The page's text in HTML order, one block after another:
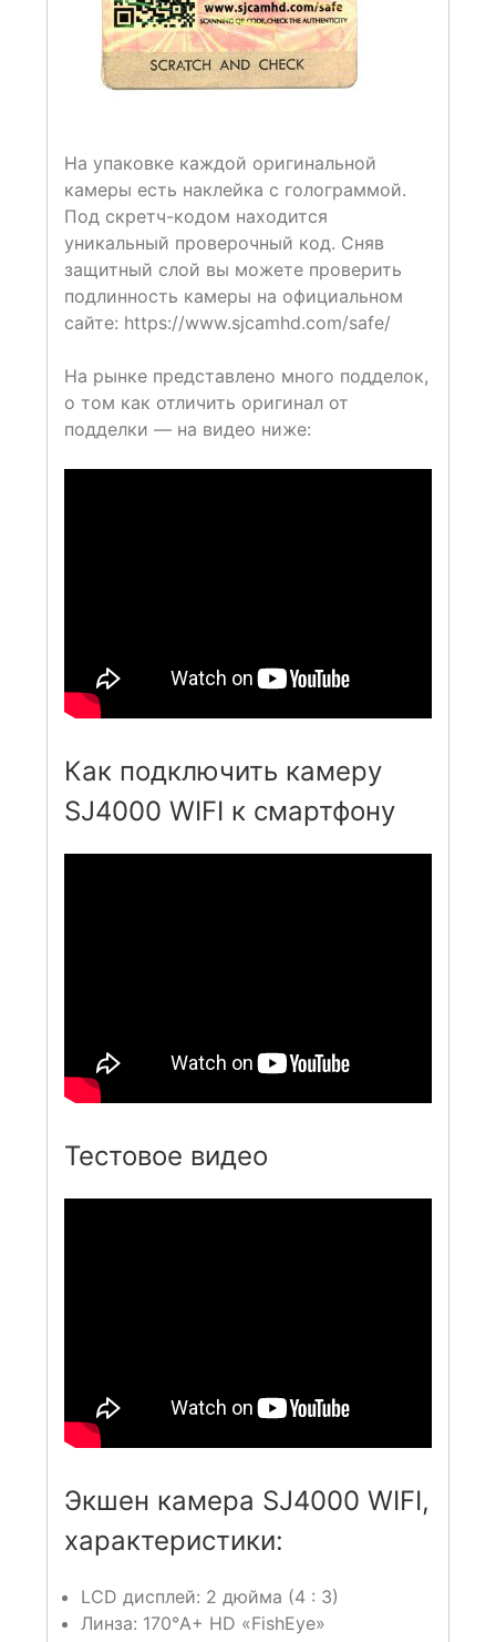
На упаковке каждой оригинальной
камеры есть наклейка с голограммой.
Под скретч-кодом находится
уникальный проверочный код. Сняв
защитный слой вы можете проверить
подлинность камеры на официальном
сайте: https://www.sjcamhd.com/safe/
На рынке представлено много подделок,
о том как отличить оригинал от
подделки — на видео ниже:
Как подключить камеру
SJ4000 WIFI к смартфону
Тестовое видео
Экшен камера SJ4000 WIFI,
характеристики:
LCD дисплей: 2 дюйма (4 : 3)
Линза: 170°A+ HD «FishEye»